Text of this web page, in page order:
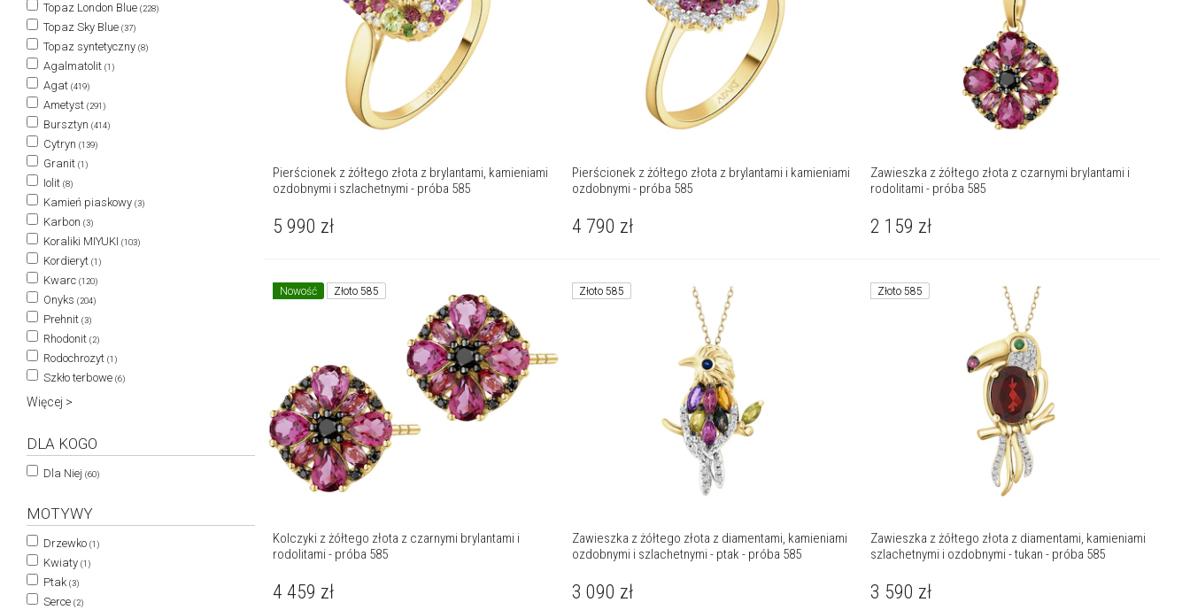
Topaz London Blue (228)
Topaz Sky Blue (37)
Topaz syntetyczny (8)
Agalmatolit (1)
Agat (419)
Ametyst (291)
Bursztyn (414)
Cytryn (139)
Granit (1)
Iolit (8)
Kamień piaskowy (3)
Karbon (3)
Koraliki MIYUKI (103)
Kordieryt (1)
Kwarc (120)
Onyks (204)
Prehnit (3)
Rhodonit (2)
Rodochrozyt (1)
Szkło terbowe (6)
Więcej >
DLA KOGO
Dla Niej (60)
MOTYWY
Drzewko (1)
Kwiaty (1)
Ptak (3)
Serce (2)
Pierścionek z żółtego złota z brylantami, kamieniami
ozdobnymi i szlachetnymi - próba 585
5 990 zł
Pierścionek z żółtego złota z brylantami i kamieniami
ozdobnymi - próba 585
4 790 zł
Zawieszka z żółtego złota z czarnymi brylantami i
rodolitami - próba 585
2 159 zł
Nowość Złoto 585
Kolczyki z żółtego złota z czarnymi brylantami i
rodolitami - próba 585
4 459 zł
Złoto 585
Zawieszka z żółtego złota z diamentami, kamieniami
ozdobnymi i szlachetnymi - ptak - próba 585
3 090 zł
Złoto 585
Zawieszka z żółtego złota z diamentami, kamieniami
szlachetnymi i ozdobnymi - tukan - próba 585
3 590 zł